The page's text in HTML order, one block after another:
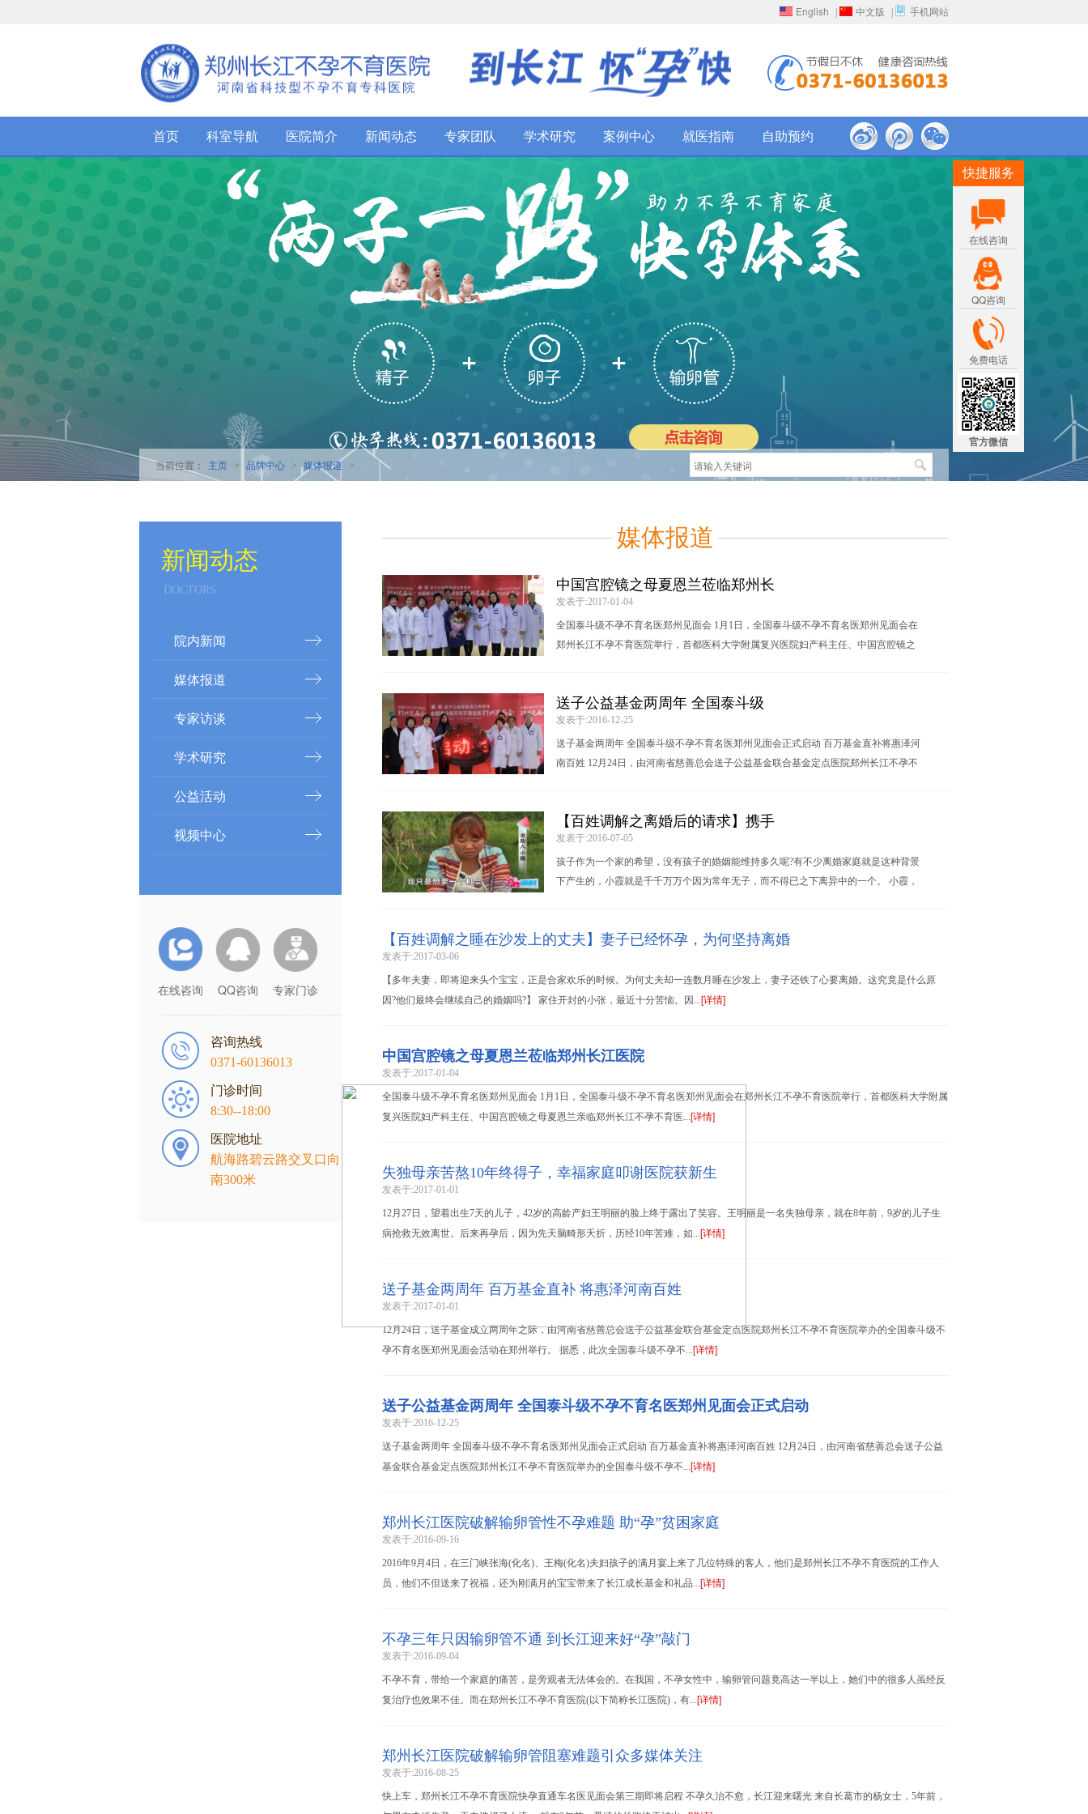
English 中文版 手机网站
首页 科室导航 医院简介 新闻动态 专家团队 学术研究 案例中心 就医指南 自助预约
当前位置： 主页 > 品牌中心 > 媒体报道 >
新闻动态
DOCTORS
院内新闻
媒体报道
专家访谈
学术研究
公益活动
视频中心
在线咨询 QQ咨询 专家门诊
咨询热线
0371-60136013
门诊时间
8:30--18:00
医院地址
航海路碧云路交叉口向
南300米
媒体报道
中国宫腔镜之母夏恩兰莅临郑州长
发表于:2017-01-04
全国泰斗级不孕不育名医郑州见面会 1月1日，全国泰斗级不孕不育名医郑州见面会在
郑州长江不孕不育医院举行，首都医科大学附属复兴医院妇产科主任、中国宫腔镜之
送子公益基金两周年 全国泰斗级
发表于:2016-12-25
送子基金两周年 全国泰斗级不孕不育名医郑州见面会正式启动 百万基金直补将惠泽河
南百姓 12月24日，由河南省慈善总会送子公益基金联合基金定点医院郑州长江不孕不
【百姓调解之离婚后的请求】携手
发表于:2016-07-05
孩子作为一个家的希望，没有孩子的婚姻能维持多久呢?有不少离婚家庭就是这种背景
下产生的，小霞就是千千万万个因为常年无子，而不得已之下离异中的一个。 小霞，
【百姓调解之睡在沙发上的丈夫】妻子已经怀孕，为何坚持离婚
发表于:2017-03-06
【多年夫妻，即将迎来头个宝宝，正是合家欢乐的时候。为何丈夫却一连数月睡在沙发上，妻子还铁了心要离婚。这究竟是什么原
因?他们最终会继续自己的婚姻吗?】 家住开封的小张，最近十分苦恼。因...[详情]
中国宫腔镜之母夏恩兰莅临郑州长江医院
发表于:2017-01-04
全国泰斗级不孕不育名医郑州见面会 1月1日，全国泰斗级不孕不育名医郑州见面会在郑州长江不孕不育医院举行，首都医科大学附属
复兴医院妇产科主任、中国宫腔镜之母夏恩兰亲临郑州长江不孕不育医...[详情]
失独母亲苦熬10年终得子，幸福家庭叩谢医院获新生
发表于:2017-01-01
12月27日，望着出生7天的儿子，42岁的高龄产妇王明丽的脸上终于露出了笑容。王明丽是一名失独母亲，就在8年前，9岁的儿子生
病抢救无效离世。后来再孕后，因为先天脑畸形夭折，历经10年苦难，如...[详情]
送子基金两周年 百万基金直补 将惠泽河南百姓
发表于:2017-01-01
12月24日，送子基金成立两周年之际，由河南省慈善总会送子公益基金联合基金定点医院郑州长江不孕不育医院举办的全国泰斗级不
孕不育名医郑州见面会活动在郑州举行。 据悉，此次全国泰斗级不孕不...[详情]
送子公益基金两周年 全国泰斗级不孕不育名医郑州见面会正式启动
发表于:2016-12-25
送子基金两周年 全国泰斗级不孕不育名医郑州见面会正式启动 百万基金直补将惠泽河南百姓 12月24日，由河南省慈善总会送子公益
基金联合基金定点医院郑州长江不孕不育医院举办的全国泰斗级不孕不...[详情]
郑州长江医院破解输卵管性不孕难题 助“孕”贫困家庭
发表于:2016-09-16
2016年9月4日，在三门峡张海(化名)、王梅(化名)夫妇孩子的满月宴上来了几位特殊的客人，他们是郑州长江不孕不育医院的工作人
员，他们不但送来了祝福，还为刚满月的宝宝带来了长江成长基金和礼品...[详情]
不孕三年只因输卵管不通 到长江迎来好“孕”敲门
发表于:2016-09-04
不孕不育，带给一个家庭的痛苦，是旁观者无法体会的。在我国，不孕女性中，输卵管问题竟高达一半以上，她们中的很多人虽经反
复治疗也效果不佳。而在郑州长江不孕不育医院(以下简称长江医院)，有...[详情]
郑州长江医院破解输卵管阻塞难题引众多媒体关注
发表于:2016-08-25
快上车，郑州长江不孕不育医院快孕直通车名医见面会第三期即将启程 不孕久治不愈，长江迎来曙光 来自长葛市的杨女士，5年前，
快捷服务
在线咨询
QQ咨询
免费电话
官方微信